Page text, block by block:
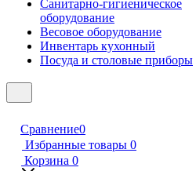
Санитарно-гигиеническое
оборудование
Весовое оборудование
Инвентарь кухонный
Посуда и столовые приборы
Сравнение0
Избранные товары 0
Корзина 0